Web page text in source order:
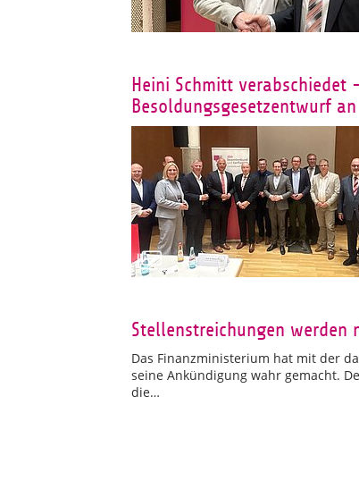
Heini Schmitt verabschiedet
Besoldungsgesetzentwurf an
Stellenstreichungen werden
Das Finanzministerium hat mit der
seine Ankündigung wahr gemacht.
die…